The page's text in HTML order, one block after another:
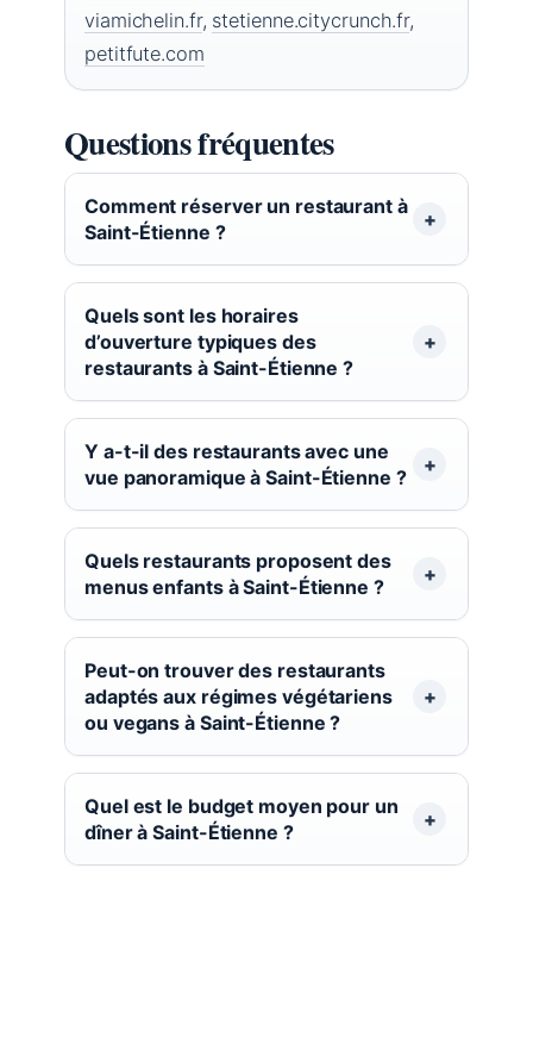
viamichelin.fr, stetienne.citycrunch.fr,
petitfute.com
Questions fréquentes
Comment réserver un restaurant à
Saint-Étienne ?
Quels sont les horaires
d’ouverture typiques des
restaurants à Saint-Étienne ?
Y a-t-il des restaurants avec une
vue panoramique à Saint-Étienne ?
Quels restaurants proposent des
menus enfants à Saint-Étienne ?
Peut-on trouver des restaurants
adaptés aux régimes végétariens
ou vegans à Saint-Étienne ?
Quel est le budget moyen pour un
dîner à Saint-Étienne ?